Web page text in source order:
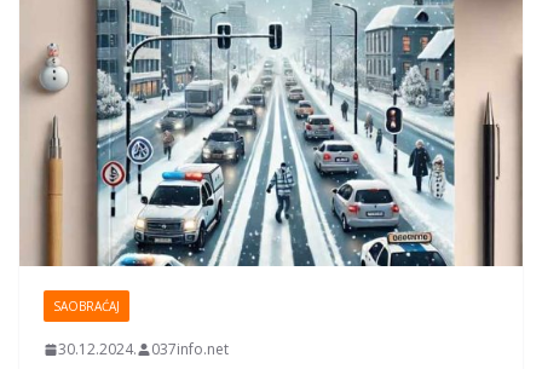
SAOBRAĆAJ
30.12.2024. 037info.net